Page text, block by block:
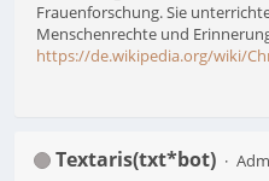
Frauenforschung. Sie
Menschenrechte und
https://de.wikipedia.org/wiki/
Textaris(txt*bot)